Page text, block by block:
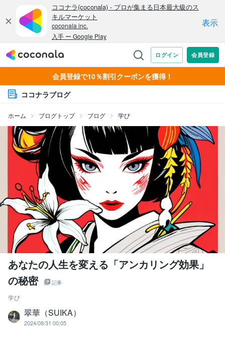
会員登録で10％割引クーポンを獲得！
ココナラブログ
ホーム ブログトップ ブログ 学び
あなたの人生を変える「アンカリング効果」
の秘密
記事
学び
翠華（SUIKA）
2024/08/31 00:05